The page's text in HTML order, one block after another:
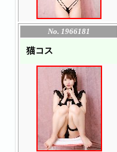
No. 1966181
猫コス